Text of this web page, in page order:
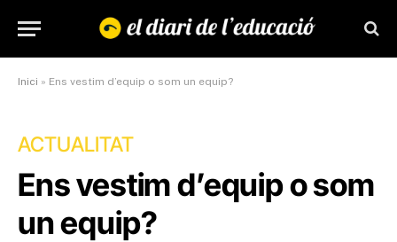
Inici » Ens vestim d’equip o som un equip?
ACTUALITAT
Ens vestim d’equip o som
un equip?